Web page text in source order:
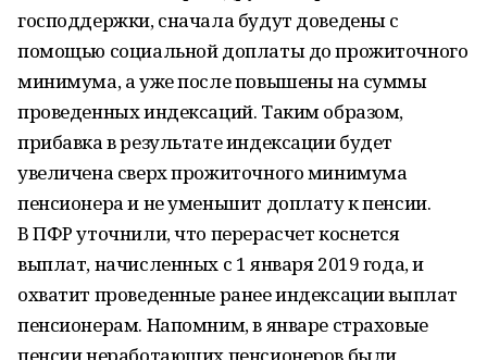
господдержки, сначала будут доведены с
помощью социальной доплаты до прожиточного
минимума, а уже после повышены на суммы
проведенных индексаций. Таким образом,
прибавка в результате индексации будет
увеличена сверх прожиточного минимума
пенсионера и не уменьшит доплату к пенсии.
В ПФР уточнили, что перерасчет коснется
выплат, начисленных с 1 января 2019 года, и
охватит проведенные ранее индексации выплат
пенсионерам. Напомним, в январе страховые